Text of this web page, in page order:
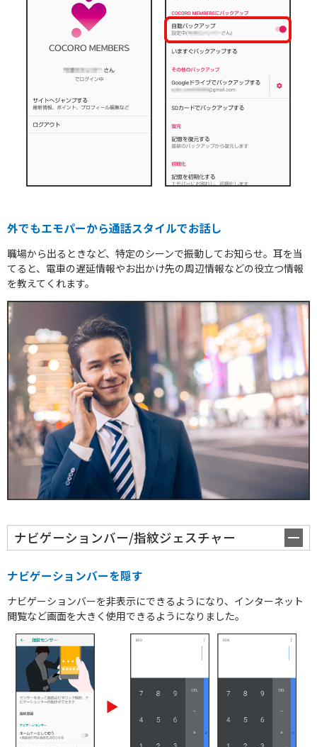
ルーター / 電話ユニット
外でもエモパーから通話スタイルでお話し
職場から出るときなど、特定のシーンで振動してお知らせ。耳を当
てると、電車の遅延情報やお出かけ先の周辺情報などの役立つ情報
を教えてくれます。
ナビゲーションバー/指紋ジェスチャー
ナビゲーションバーを隠す
ナビゲーションバーを非表示にできるようになり、インターネット
閲覧など画面を大きく使用できるようになりました。